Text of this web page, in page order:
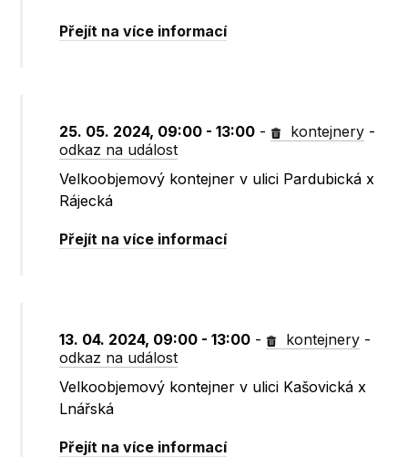
Přejít na více informací
25. 05. 2024, 09:00 - 13:00 - kontejnery -
odkaz na událost
Velkoobjemový kontejner v ulici Pardubická x
Rájecká
Přejít na více informací
13. 04. 2024, 09:00 - 13:00 - kontejnery -
odkaz na událost
Velkoobjemový kontejner v ulici Kašovická x
Lnářská
Přejít na více informací